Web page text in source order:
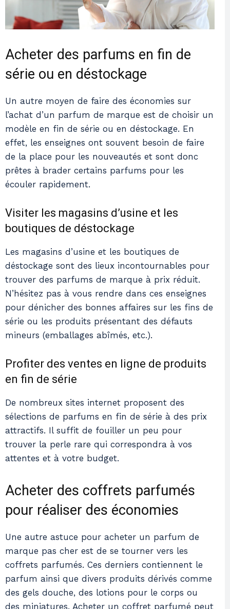
Acheter des parfums en fin de
série ou en déstockage
Un autre moyen de faire des économies sur
l’achat d’un parfum de marque est de choisir un
modèle en fin de série ou en déstockage. En
effet, les enseignes ont souvent besoin de faire
de la place pour les nouveautés et sont donc
prêtes à brader certains parfums pour les
écouler rapidement.
Visiter les magasins d’usine et les
boutiques de déstockage
Les magasins d’usine et les boutiques de
déstockage sont des lieux incontournables pour
trouver des parfums de marque à prix réduit.
N’hésitez pas à vous rendre dans ces enseignes
pour dénicher des bonnes affaires sur les fins de
série ou les produits présentant des défauts
mineurs (emballages abîmés, etc.).
Profiter des ventes en ligne de produits
en fin de série
De nombreux sites internet proposent des
sélections de parfums en fin de série à des prix
attractifs. Il suffit de fouiller un peu pour
trouver la perle rare qui correspondra à vos
attentes et à votre budget.
Acheter des coffrets parfumés
pour réaliser des économies
Une autre astuce pour acheter un parfum de
marque pas cher est de se tourner vers les
coffrets parfumés. Ces derniers contiennent le
parfum ainsi que divers produits dérivés comme
des gels douche, des lotions pour le corps ou
des miniatures. Acheter un coffret parfumé peut